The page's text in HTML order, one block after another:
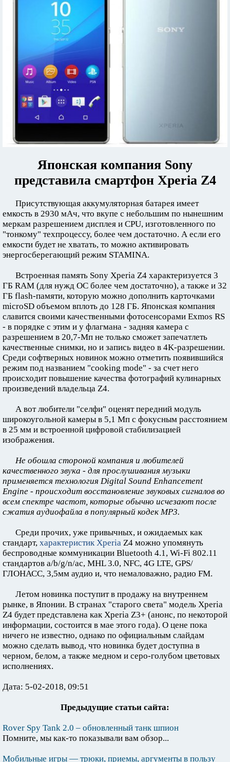
Японская компания Sony
представила смартфон Xperia Z4
Присутствующая аккумуляторная батарея имеет
емкость в 2930 мАч, что вкупе с небольшим по нынешним
меркам разрешением дисплея и CPU, изготовленного по
"тонкому" техпроцессу, более чем достаточно. А если его
емкости будет не хватать, то можно активировать
энергосберегающий режим STAMINA.
Встроенная память Sony Xperia Z4 характеризуется 3
ГБ RAM (для нужд ОС более чем достаточно), а также и 32
ГБ flash-памяти, которую можно дополнить карточками
microSD объемом вплоть до 128 ГБ. Японская компания
славится своими качественными фотосенсорами Exmos RS
- в порядке с этим и у флагмана - задняя камера с
разрешением в 20,7-Мп не только сможет запечатлеть
качественные снимки, но и запись видео в 4K-разрешении.
Среди софтверных новинок можно отметить появившийся
режим под названием "cooking mode" - за счет него
происходит повышение качества фотографий кулинарных
произведений владельца Z4.
А вот любители "селфи" оценят передний модуль
широкоугольной камеры в 5,1 Мп с фокусным расстоянием
в 25 мм и встроенной цифровой стабилизацией
изображения.
Не обошла стороной компания и любителей
качественного звука - для прослушивания музыки
применяется технология Digital Sound Enhancement
Engine - происходит восстановление звуковых сигналов во
всем спектре частот, которые обычно исчезают после
сжатия аудиофайла в популярный кодек MP3.
Среди прочих, уже привычных, и ожидаемых как
стандарт, характеристик Xperia Z4 можно упомянуть
беспроводные коммуникации Bluetooth 4.1, Wi-Fi 802.11
стандартов a/b/g/n/ac, MHL 3.0, NFC, 4G LTE, GPS/
ГЛОНАСС, 3,5мм аудио и, что немаловажно, радио FM.
Летом новинка поступит в продажу на внутреннем
рынке, в Японии. В странах "старого света" модель Xperia
Z4 будет представлена как Xperia Z3+ (анонс, по некоторой
информации, состоится в мае этого года). О цене пока
ничего не известно, однако по официальным слайдам
можно сделать вывод, что новинка будет доступна в
черном, белом, а также медном и серо-голубом цветовых
исполнениях.
Дата: 5-02-2018, 09:51
Предыдущие статьи сайта:
Rover Spy Tank 2.0 – обновленный танк шпион
Помните, мы как-то показывали вам обзор...
Мобильные игры — трюки, приемы, аргументы в пользу